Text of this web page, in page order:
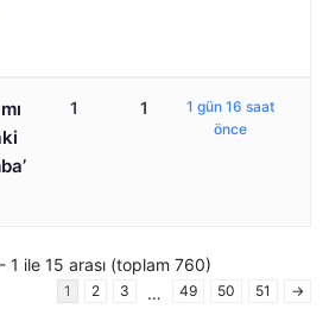
1 1
1 gün 16 saat
önce
ile 15 arası (toplam 760)
1 2 3 … 49 50 51 →